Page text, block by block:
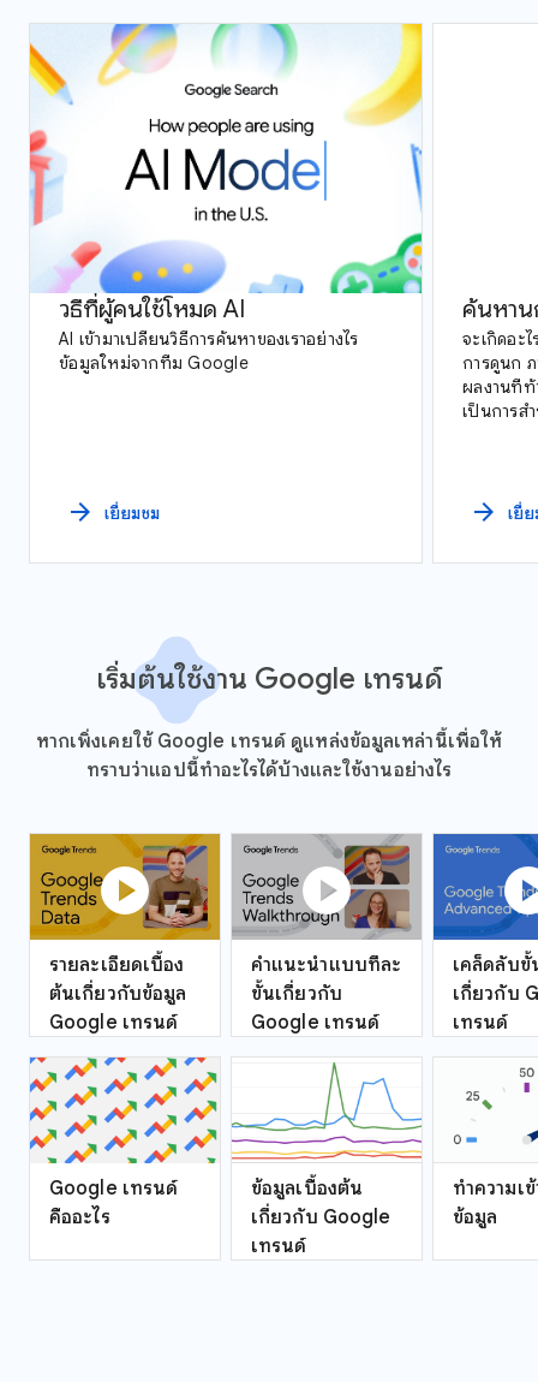
วิธีที่ผู้คนใช้โหมด AI
AI เข้ามาเปลี่ยนวิธีการค้นหาของเราอย่างไร
ข้อมูลใหม่จากทีม Google
arrow_forward เยี่ยมชม
ค้นหา
จะเกิดอะ
การดูนก
ผลงานที่ท้
เป็นการส
arrow_forward เยี่
เริ่มต้นใช้งาน Google เทรนด์
หากเพิ่งเคยใช้ Google เทรนด์ ดูแหล่งข้อมูลเหล่านี้เพื่อให้
ทราบว่าแอปนี้ทำอะไรได้บ้างและใช้งานอย่างไร
play_circle
รายละเอียดเบื้อง
ต้นเกี่ยวกับข้อมูล
Google เทรนด์
play_circle
คำแนะนำแบบทีละ
ขั้นเกี่ยวกับ
Google เทรนด์
เคล็ดลับขั้
เกี่ยวกับ
เทรนด์
Google เทรนด์
คืออะไร
ข้อมูลเบื้องต้น
เกี่ยวกับ Google
เทรนด์
ทำความเข้
ข้อมูล